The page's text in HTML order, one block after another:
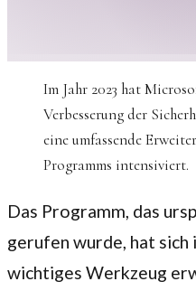
Im Jahr 2023 hat
Verbesserung der
eine umfassende
Programms intensiviert.
Das Programm, das
gerufen wurde, hat sich
wichtiges Werkzeug